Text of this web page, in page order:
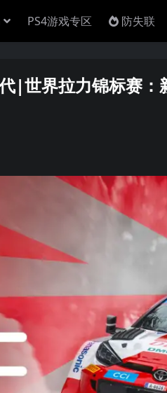
PS4游戏专区 防失联
|世界拉力锦标赛